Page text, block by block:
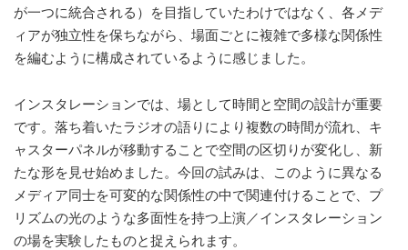
が一つに統合される）を目指していたわけではなく、各メデ
ィアが独立性を保ちながら、場面ごとに複雑で多様な関係性
を編むように構成されているように感じました。
インスタレーションでは、場として時間と空間の設計が重要
です。落ち着いたラジオの語りにより複数の時間が流れ、キ
ャスターパネルが移動することで空間の区切りが変化し、新
たな形を見せ始めました。今回の試みは、このように異なる
メディア同士を可変的な関係性の中で関連付けることで、プ
リズムの光のような多面性を持つ上演／インスタレーション
の場を実験したものと捉えられます。